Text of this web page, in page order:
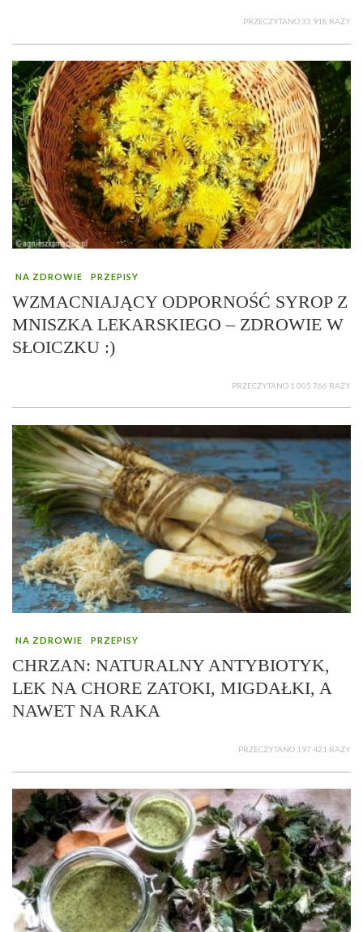
PRZECZYTANO 33 918 RAZY
NA ZDROWIE PRZEPISY
WZMACNIAJĄCY ODPORNOŚĆ SYROP Z
MNISZKA LEKARSKIEGO – ZDROWIE W
SŁOICZKU :)
PRZECZYTANO 1 005 766 RAZY
NA ZDROWIE PRZEPISY
CHRZAN: NATURALNY ANTYBIOTYK,
LEK NA CHORE ZATOKI, MIGDAŁKI, A
NAWET NA RAKA
PRZECZYTANO 197 421 RAZY